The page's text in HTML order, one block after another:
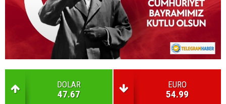
DOLAR
47.67
EURO
54.99